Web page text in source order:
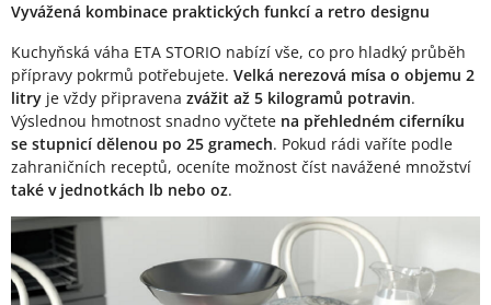
Vyvážená kombinace praktických funkcí a retro designu
Kuchyňská váha ETA STORIO nabízí vše, co pro hladký průběh
přípravy pokrmů potřebujete. Velká nerezová mísa o objemu 2
litry je vždy připravena zvážit až 5 kilogramů potravin.
Výslednou hmotnost snadno vyčtete na přehledném ciferníku
se stupnicí dělenou po 25 gramech. Pokud rádi vaříte podle
zahraničních receptů, oceníte možnost číst navážené množství
také v jednotkách lb nebo oz.